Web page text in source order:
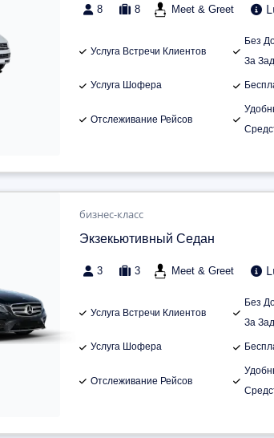
8 8 Meet & Greet
Услуга Встречи Клиентов
Без
За
Услуга Шофера
Отслеживание Рейсов
бизнес-класс
Экзекьютивный Седан
3 3 Meet & Greet
Услуга Встречи Клиентов
Без
За
Услуга Шофера
Отслеживание Рейсов